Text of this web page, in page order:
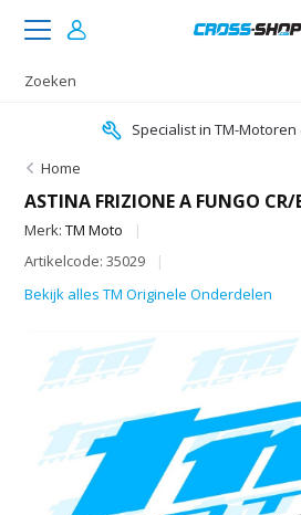
Specialist in TM-
Home
ASTINA FRIZIONE A FUNGO CR/
Merk:TM Moto
Artikelcode: 35029
Bekijk alles TM Originele Onderdelen